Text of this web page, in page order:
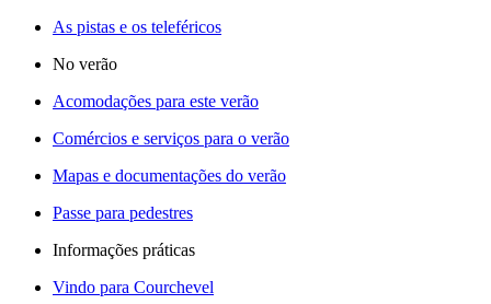
As pistas e os teleféricos
No verão
Acomodações para este verão
Comércios e serviços para o verão
Mapas e documentações do verão
Passe para pedestres
Informações práticas
Vindo para Courchevel